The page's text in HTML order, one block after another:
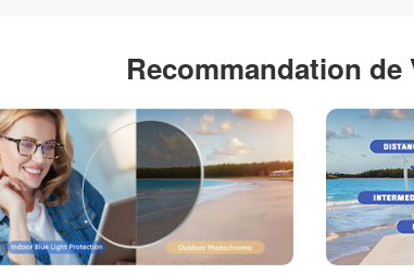
Recommandation de